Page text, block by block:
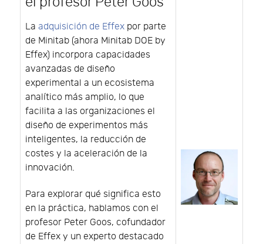
La adquisición de Effex por parte
de Minitab (ahora Minitab DOE by
Effex) incorpora capacidades
avanzadas de diseño
experimental a un ecosistema
analítico más amplio, lo que
facilita a las organizaciones el
diseño de experimentos más
inteligentes, la reducción de
costes y la aceleración de la
innovación.
Para explorar qué significa esto
en la práctica, hablamos con el
profesor Peter Goos, cofundador
de Effex y un experto destacado